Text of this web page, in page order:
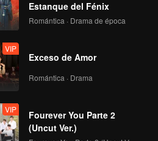
Estanque del Fénix
Romántica · Drama de época
VIP
Exceso de Amor
Romántica · Drama
VIP
Fourever You Parte 2
(Uncut Ver.)